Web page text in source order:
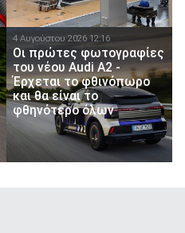
4 Αυγούστου 2026 12:16
Οι πρώτες φωτογραφίες
του νέου Audi A2 -
Έρχεται το φθινόπωρο
και θα είναι το
φθηνότερο όλων